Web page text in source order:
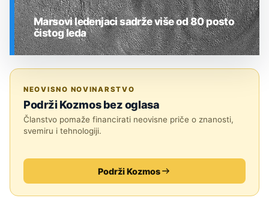
Marsovi ledenjaci sadrže više od 80 posto
čistog leda
NEOVISNO NOVINARSTVO
Podrži Kozmos bez oglasa
Članstvo pomaže financirati neovisne priče o znanosti,
svemiru i tehnologiji.
Podrži Kozmos